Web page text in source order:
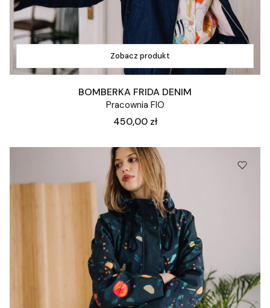
Zobacz produkt
BOMBERKA FRIDA DENIM
Pracownia FIO
Cena
450,00 zł